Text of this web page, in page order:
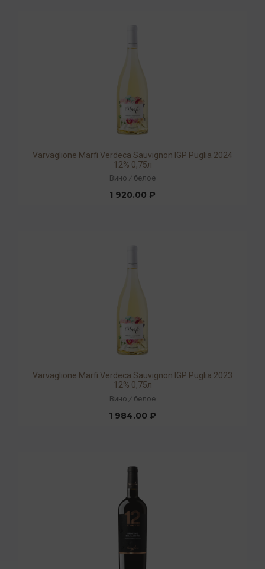
Varvaglione Marfi Verdeca Sauvignon IGP Puglia 2024
12% 0,75л
Вино / белое
1 920.00 ₽
Varvaglione Marfi Verdeca Sauvignon IGP Puglia 2023
12% 0,75л
Вино / белое
1 984.00 ₽